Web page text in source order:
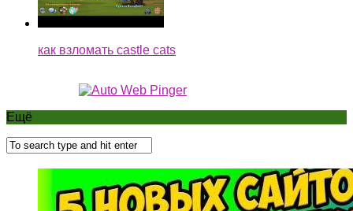
как взломать castle cats
Ещё